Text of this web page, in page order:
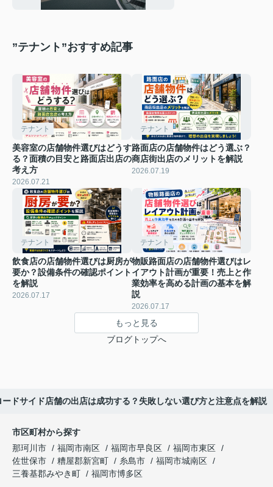
”テナント”おすすめ記事
テナント
美容室の店舗物件選びはどうす
る？面積の目安と路面店出店の
考え方
2026.07.21
テナント
路面店の店舗物件はどう選ぶ？
商店街出店のメリットを解説
2026.07.19
テナント
飲食店の店舗物件選びは厨房が
要か？設備条件の確認ポイント
を解説
2026.07.17
テナント
物販路面店の店舗物件選びはレ
イアウト計画が重要！売上と作
業効率を高める計画の基本を解
説
2026.07.17
もっと見る
ブログトップへ
ードサイド店舗の出店は成功する？失敗しない選び方と注意点を解説
市区町村から探す
那珂川市
福岡市南区 福岡市早良区
福岡市東区
佐世保市
糟屋郡新宮町 糸島市
福岡市城南区
三養基郡みやき町
福岡市博多区